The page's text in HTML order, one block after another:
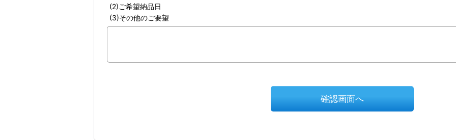
(2)ご希望納品日
(3)その他のご要望
確認画面へ